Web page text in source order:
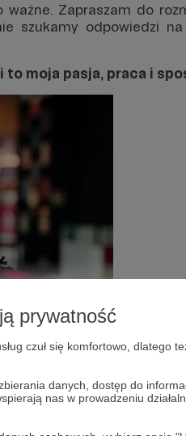
prywatność
czuł się komfortowo, dlatego
danych, dostęp do
nas w prowadzeniu
Zapraszam do
szukamy odpowiedzi
moja pasja, praca i